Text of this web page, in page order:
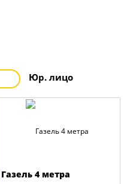
Юр.лицо
Газель 4 метра